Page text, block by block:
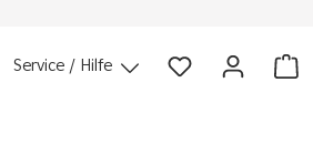
Service / Hilfe